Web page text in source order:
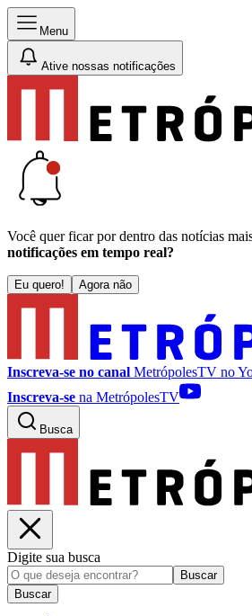
Menu
Ative nossas notificações
Você quer ficar por dentro das notícias
notificações em tempo real?
Eu quero! Agora não
Inscreva-se no canal MetrópolesTV no
Inscreva-se na MetrópolesTV
Busca
Digite sua busca
Buscar
Buscar